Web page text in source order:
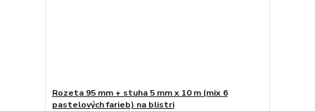
Rozeta 95 mm + stuha 5 mm x 10 m (mix 6
pastelových farieb) na blistri